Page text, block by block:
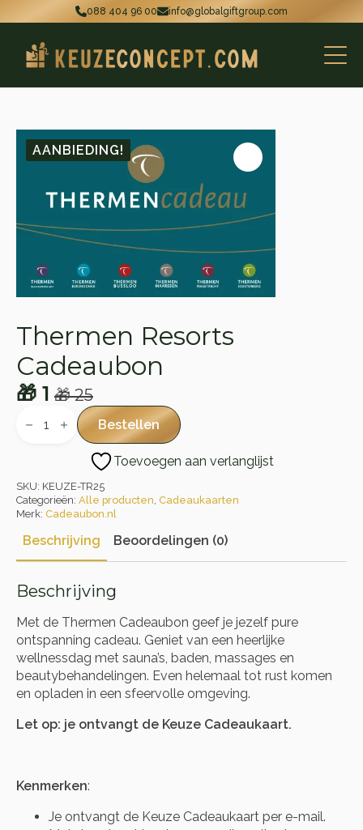
088 404 96 00 info@globalgiftgroup.com
AANBIEDING!
Thermen Resorts
Cadeaubon
🎁25
Oorspronkelijke
prijs
🎁 25.
🎁 1
Huidige
prijs
🎁 1.
Resorts
Cadeaubon
Bestellen
Toevoegen aan verlanglijst
SKU: KEUZE-TR25
Categorieën: Alle producten, Cadeaukaarten
Merk: Cadeaubon.nl
Beschrijving Beoordelingen (0)
Beschrijving
Met de Thermen Cadeaubon geef je jezelf pure
ontspanning cadeau. Geniet van een heerlijke
wellnessdag met sauna’s, baden, massages en
beautybehandelingen. Even helemaal tot rust komen
en opladen in een sfeervolle omgeving.
Let op: je ontvangt de Keuze Cadeaukaart.
Kenmerken:
Je ontvangt de Keuze Cadeaukaart per e-mail.